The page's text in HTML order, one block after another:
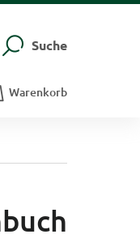
Suche
Warenkorb